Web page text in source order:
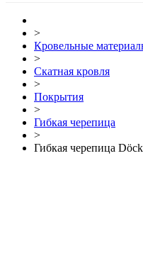
>
Кровельные
>
Скатная кровля
>
Покрытия
>
Гибкая черепица
>
Гибкая черепица